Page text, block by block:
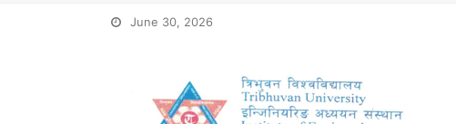
June 30, 2026